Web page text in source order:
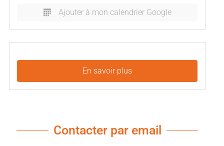
Ajouter à mon calendrier Google
En savoir plus
Contacter par email